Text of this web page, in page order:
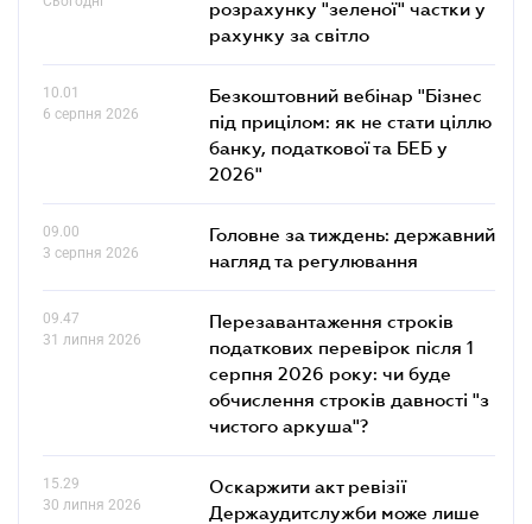
розрахунку "зеленої" частки у
рахунку за світло
10.01
6 серпня 2026
Безкоштовний вебінар "Бізнес
під прицілом: як не стати ціллю
банку, податкової та БЕБ у
2026"
09.00
3 серпня 2026
Головне за тиждень: державний
нагляд та регулювання
09.47
31 липня 2026
Перезавантаження строків
податкових перевірок після 1
серпня 2026 року: чи буде
обчислення строків давності "з
чистого аркуша"?
15.29
30 липня 2026
Оскаржити акт ревізії
Держаудитслужби може лише